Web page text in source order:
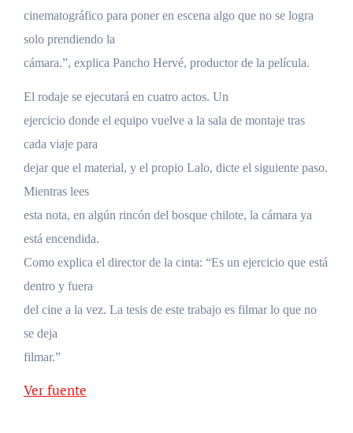
cinematográfico para poner en escena algo que no se logra
solo prendiendo la
cámara.”, explica Pancho Hervé, productor de la película.
El rodaje se ejecutará en cuatro actos. Un
ejercicio donde el equipo vuelve a la sala de montaje tras
cada viaje para
dejar que el material, y el propio Lalo, dicte el siguiente paso.
Mientras lees
esta nota, en algún rincón del bosque chilote, la cámara ya
está encendida.
Como explica el director de la cinta: “Es un ejercicio que está
dentro y fuera
del cine a la vez. La tesis de este trabajo es filmar lo que no
se deja
filmar.”
Ver fuente